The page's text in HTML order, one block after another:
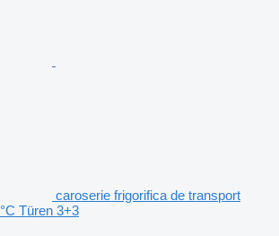
caroserie frigorifica de transport
Türen 3+3